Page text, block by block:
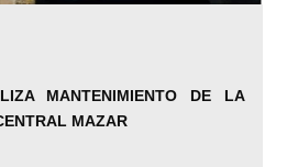
MANTENIMIENTO DE LA
MAZAR